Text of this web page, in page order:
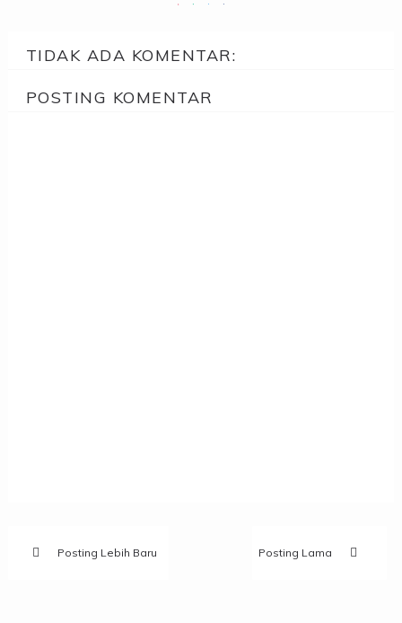
TIDAK ADA KOMENTAR:
POSTING KOMENTAR
Posting Lebih Baru Posting Lama